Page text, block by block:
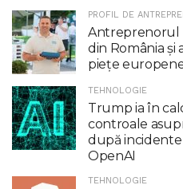
PROFIL DE
Antreprenorul
din România
piețe
TEHNOLOGIE
Trump ia în
controale
după
OpenAI
TEHNOLOGIE